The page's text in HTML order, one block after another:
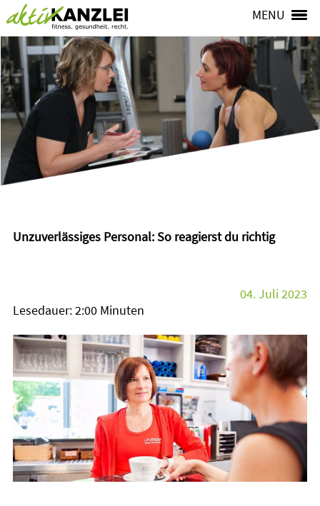
Unzuverlässiges Personal: So reagierst du richtig
04. Juli 2023
Lesedauer: 2:00 Minuten
MENU